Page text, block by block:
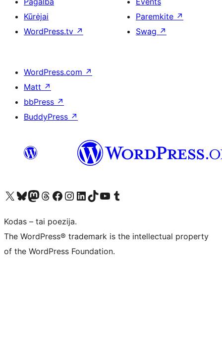
Kūrėjai
WordPress.tv ↗
Paremkite ↗
Swag ↗
WordPress.com ↗
Matt ↗
bbPress ↗
BuddyPress ↗
Visit our X (formerly Twitter) account
Apsilankykite mūsų Bluesky paskyroje
Visit our Mastodon account
Apsilankykite mūsų Threads paskyroje
Visit our Facebook page
Visit our Instagram account
Visit our LinkedIn account
Apsilankykite mūsų TikTok paskyroje
Visit our YouTube channel
Apsilankykite mūsų Tumblr paskyroje
Kodas – tai poezija.
The WordPress® trademark is the intellectual property
of the WordPress Foundation.